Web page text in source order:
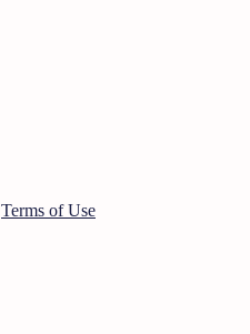
Terms of Use